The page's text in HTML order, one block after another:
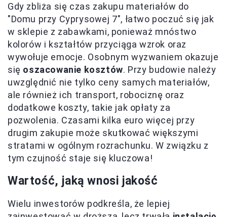
Gdy zbliża się czas zakupu materiałów do
"Domu przy Cyprysowej 7", łatwo poczuć się jak
w sklepie z zabawkami, ponieważ mnóstwo
kolorów i kształtów przyciąga wzrok oraz
wywołuje emocje. Osobnym wyzwaniem okazuje
się oszacowanie kosztów. Przy budowie należy
uwzględnić nie tylko ceny samych materiałów,
ale również ich transport, robociznę oraz
dodatkowe koszty, takie jak opłaty za
pozwolenia. Czasami kilka euro więcej przy
drugim zakupie może skutkować większymi
stratami w ogólnym rozrachunku. W związku z
tym czujność staje się kluczowa!
Wartość, jaką wnosi jakość
Wielu inwestorów podkreśla, że lepiej